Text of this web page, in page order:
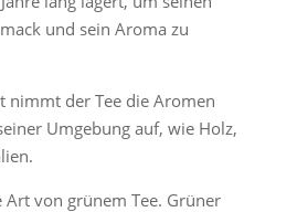
und sein Aroma zu
nimmt der Tee die Aromen
Umgebung auf, wie Holz,
Art von grünem Tee. Grüner